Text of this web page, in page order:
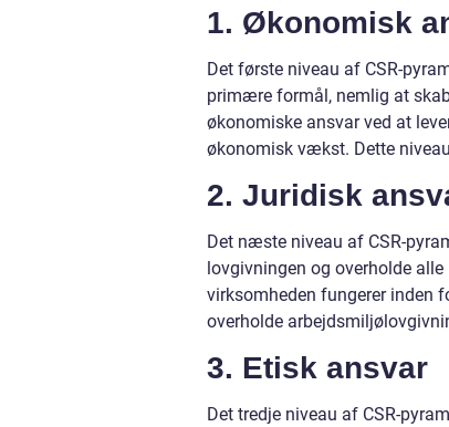
1. Økonomisk
Det første niveau af CSR-
primære formål, nemlig at
økonomiske ansvar ved at
økonomisk vækst. Dette
2. Juridisk
Det næste niveau af CSR-
lovgivningen og overholde
virksomheden fungerer inden
overholde
3. Etisk ansvar
Det tredje niveau af CSR-